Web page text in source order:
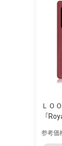
ＬＯ
「
参考価